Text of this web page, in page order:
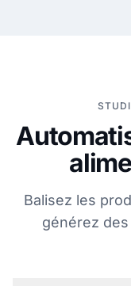
Balisez les
générez